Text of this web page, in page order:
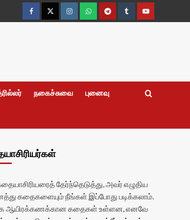
FacebookTwitterInstagramWhatsappTelegramTumblrYouTube
நகைச்சுவை புனைவு
தேர்ந்தெடுத்து, அவர் எழுதிய
கதைகளையும் நீங்கள் இப்போது படிக்கலாம்.
ஆயிரக்கணக்கான கதைகள் உள்ளன, எனவே